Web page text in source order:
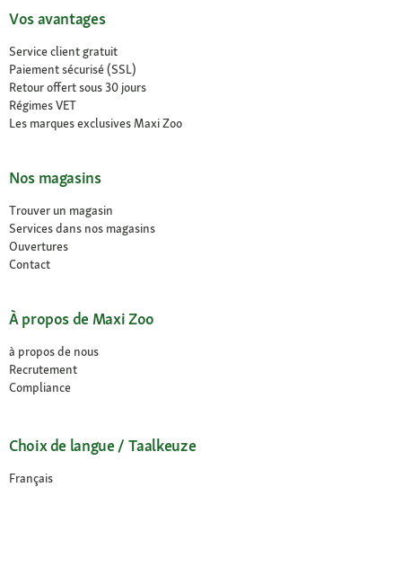
Vos avantages
Service client gratuit
Paiement sécurisé (SSL)
Retour offert sous 30 jours
Régimes VET
Les marques exclusives Maxi Zoo
Nos magasins
Trouver un magasin
Services dans nos magasins
Ouvertures
Contact
À propos de Maxi Zoo
à propos de nous
Recrutement
Compliance
Choix de langue / Taalkeuze
Français